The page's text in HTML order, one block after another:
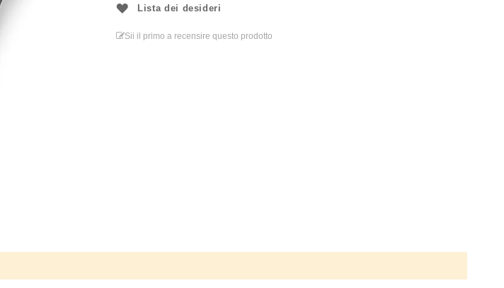
Lista dei desideri
Sii il primo a recensire questo prodotto